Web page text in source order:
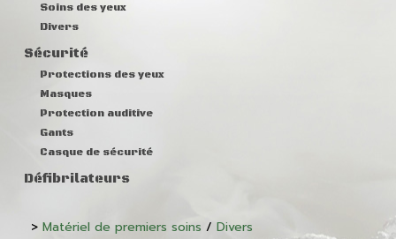
Soins des yeux
Divers
Sécurité
Protections des yeux
Masques
Protection auditive
Gants
Casque de sécurité
Défibrilateurs
> Matériel de premiers soins / Divers